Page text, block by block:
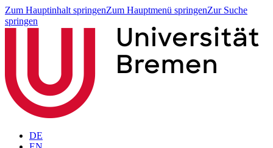
Zum Hauptinhalt springenZum Hauptmenü springenZur Suche
springen
DE